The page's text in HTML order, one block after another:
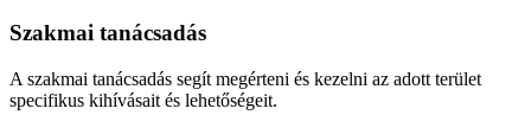
Szakmai tanácsadás
A szakmai tanácsadás segít megérteni és kezelni az adott terület
specifikus kihívásait és lehetőségeit.